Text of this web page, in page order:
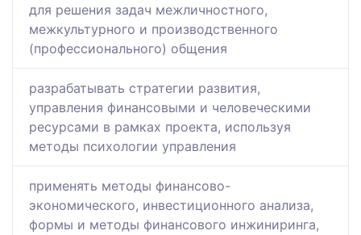
для решения задач межличностного,
межкультурного и производственного
(профессионального) общения
разрабатывать стратегии развития,
управления финансовыми и человеческими
ресурсами в рамках проекта, используя
методы психологии управления
применять методы финансово-
экономического, инвестиционного анализа,
формы и методы финансового инжиниринга,